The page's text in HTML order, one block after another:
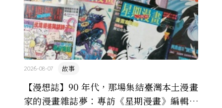
【漫想誌】90 年代，那場集結臺灣本土漫畫
家的漫畫雜誌夢：專訪《星期漫畫》編輯黃
故事
2026-08-07